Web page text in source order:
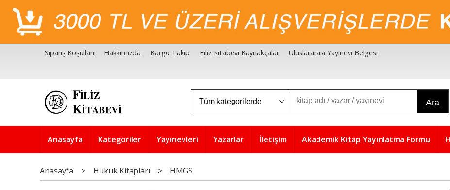
Sipariş Koşulları Hakkımızda Kargo Takip Filiz Kitabevi Kaynakçalar Uluslararası Yayınevi Belgesi
Ara
Anasayfa Kategoriler Yayınevleri Yazarlar İletişim Akademik Kitap Yayınlatma Formu
Anasayfa > Hukuk Kitapları > HMGS